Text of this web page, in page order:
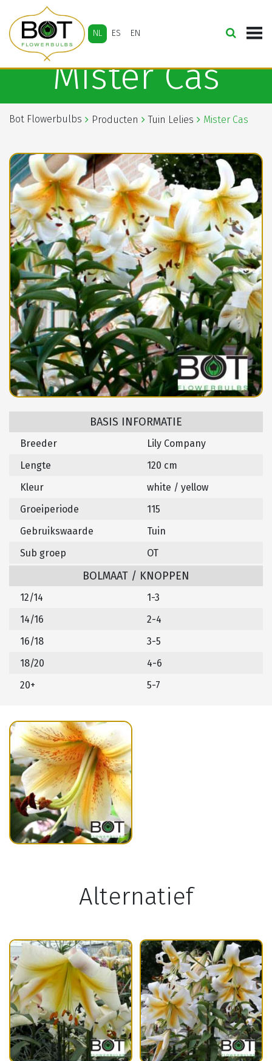
NL ES EN
Mister Cas
Bot Flowerbulbs Producten Tuin Lelies Mister Cas
BASIS INFORMATIE
Breeder
Lily Company
Lengte
120 cm
Kleur
white / yellow
Groeiperiode
115
Gebruikswaarde
Tuin
Sub groep
OT
BOLMAAT / KNOPPEN
12/14
1-3
14/16
2-4
16/18
3-5
18/20
4-6
20+
5-7
Alternatief